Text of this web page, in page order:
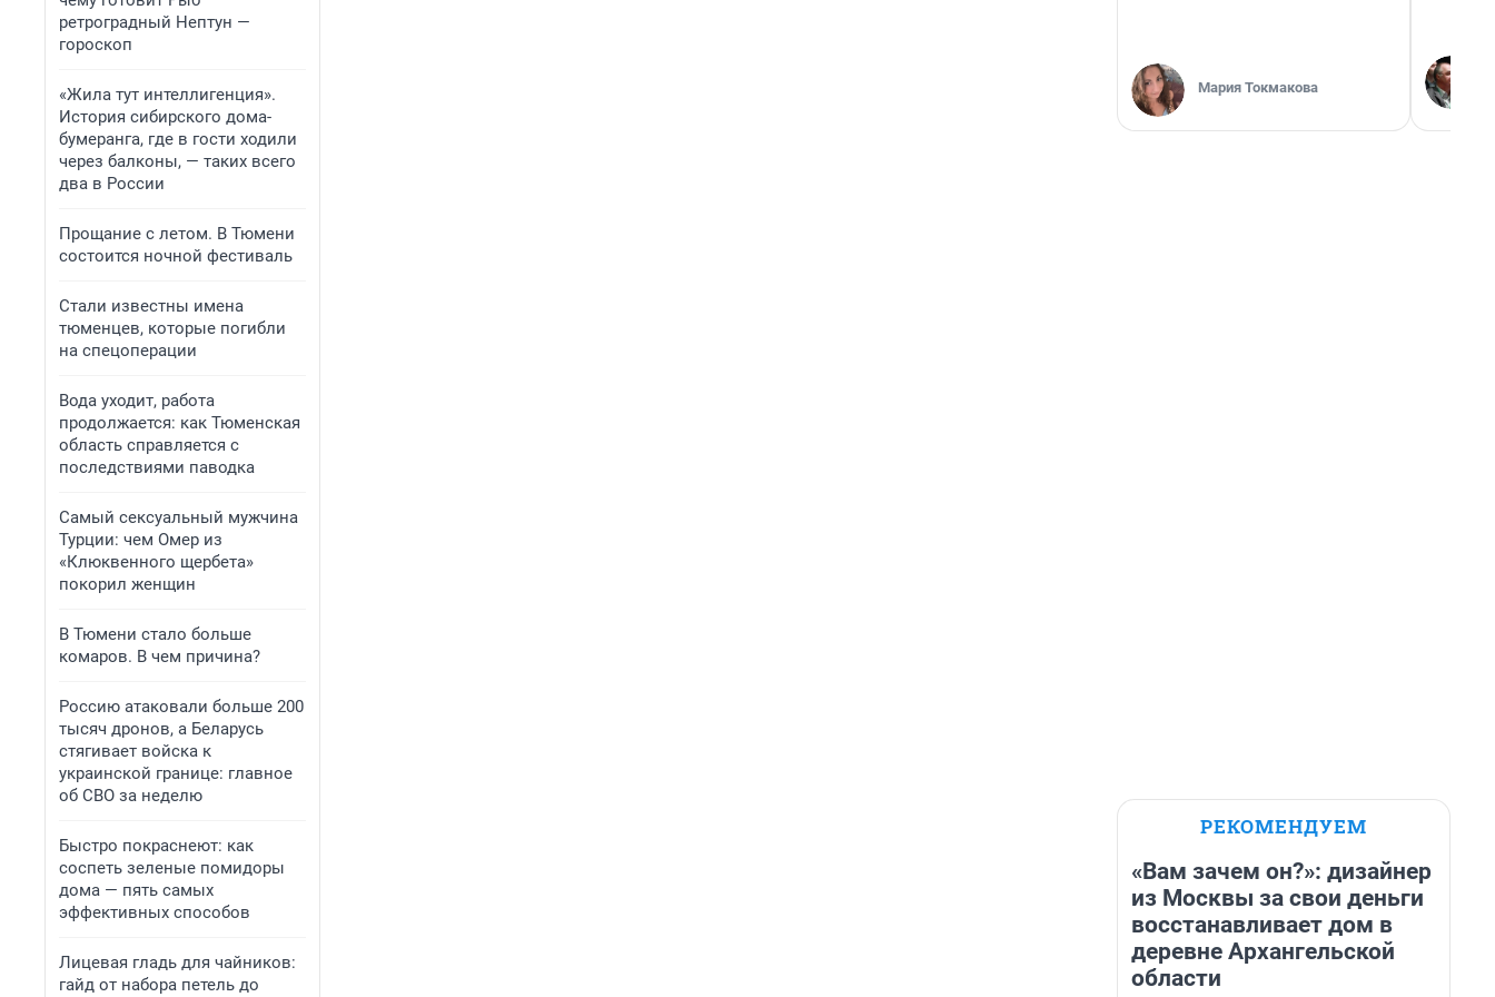
ретроградный Нептун —
гороскоп
«Жила тут интеллигенция».
История сибирского дома-
бумеранга, где в гости ходили
через балконы, — таких всего
два в России
Прощание с летом. В Тюмени
состоится ночной фестиваль
Стали известны имена
тюменцев, которые погибли
на спецоперации
Вода уходит, работа
продолжается: как Тюменская
область справляется с
последствиями паводка
Самый сексуальный мужчина
Турции: чем Омер из
«Клюквенного щербета»
покорил женщин
В Тюмени стало больше
комаров. В чем причина?
Россию атаковали больше 200
тысяч дронов, а Беларусь
стягивает войска к
украинской границе: главное
об СВО за неделю
Быстро покраснеют: как
соспеть зеленые помидоры
дома — пять самых
эффективных способов
Лицевая гладь для чайников:
гайд от набора петель до
Мария Токмакова
РЕКОМЕНДУЕМ
«Вам зачем он?»: дизайнер
из Москвы за свои деньги
восстанавливает дом в
деревне Архангельской
области